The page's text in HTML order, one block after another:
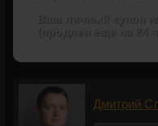
Ваш личный купон
(продлен еще на 24
Дмитрий